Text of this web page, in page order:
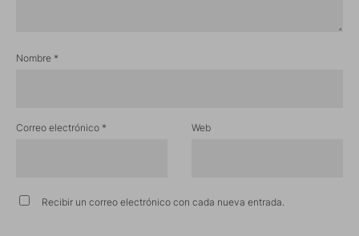
Nombre *
Correo electrónico * Web
Recibir un correo electrónico con cada nueva entrada.